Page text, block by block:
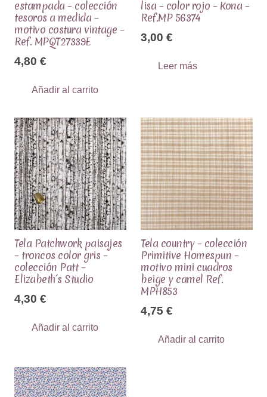
estampada – colección
tesoros a medida –
motivo costura vintage –
Ref. MPQT27339E
4,80 €
Añadir al carrito
lisa – color rojo – Kona –
Ref.MP 56374
3,00 €
Leer más
Tela Patchwork paisajes
– troncos color gris –
colección Patt –
Elizabeth´s Studio
4,30 €
Añadir al carrito
Tela country – colección
Primitive Homespun –
motivo mini cuadros
beige y camel Ref.
MPH853
4,75 €
Añadir al carrito